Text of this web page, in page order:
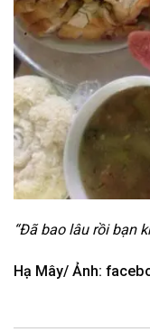
“Đã bao lâu rồi bạn
Hạ Mây/ Ảnh: